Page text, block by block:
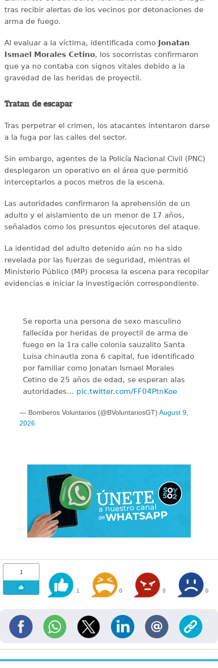
tras recibir alertas de los vecinos por detonaciones de
arma de fuego.
Al evaluar a la víctima, identificada como
Jonatan
Ismael Morales Cetino, los socorristas confirmaron
que ya no contaba con signos vitales debido a la
gravedad de las heridas de proyectil.
Tratan de escapar
Tras perpetrar el crimen, los atacantes intentaron darse
a la fuga por las calles del sector.
Sin embargo, agentes de la Policía Nacional Civil (PNC)
desplegaron un operativo en el área que permitió
interceptarlos a pocos metros de la escena.
Las autoridades confirmaron la aprehensión de un
adulto y el aislamiento de un menor de 17 años,
señalados como los presuntos ejecutores del ataque.
La identidad del adulto detenido aún no ha sido
revelada por las fuerzas de seguridad, mientras el
Ministerio Público (MP) procesa la escena para recopilar
evidencias e iniciar la investigación correspondiente.
Se reporta una persona de sexo masculino
fallecida por heridas de proyectil de arma de
fuego en la 1ra calle colonia sauzalito Santa
Luisa chinautla zona 6 capital, fue identificado
por familiar como Jonatan Ismael Morales
Cetino de 25 años de edad, se esperan alas
autoridades… pic.twitter.com/FF04PtnKoe
— Bomberos Voluntarios (@BVoluntariosGT) August 9,
2026
1
1 0 0 0